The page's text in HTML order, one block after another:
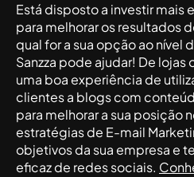
Está disposto a investir mais
para melhorar os resultados
qual for a sua opção ao nível
Sanzza pode ajudar! De
uma boa experiência de
clientes a blogs com
para melhorar a sua posição
estratégias de E-mail
objetivos da sua empresa e
eficaz de redes sociais.